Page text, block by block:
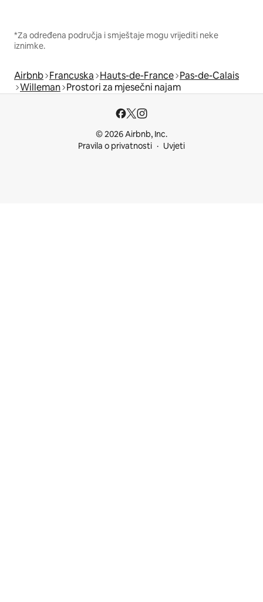
*Za određena područja i smještaje mogu vrijediti neke
iznimke.
Airbnb Francuska Hauts-de-France Pas-de-Calais
Willeman Prostori za mjesečni najam
© 2026 Airbnb, Inc.
Pravila o privatnosti
Uvjeti